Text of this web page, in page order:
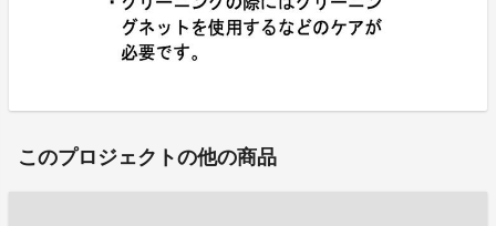
このプロジェクトの他の商品